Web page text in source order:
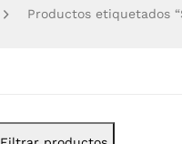
Productos etiquetados